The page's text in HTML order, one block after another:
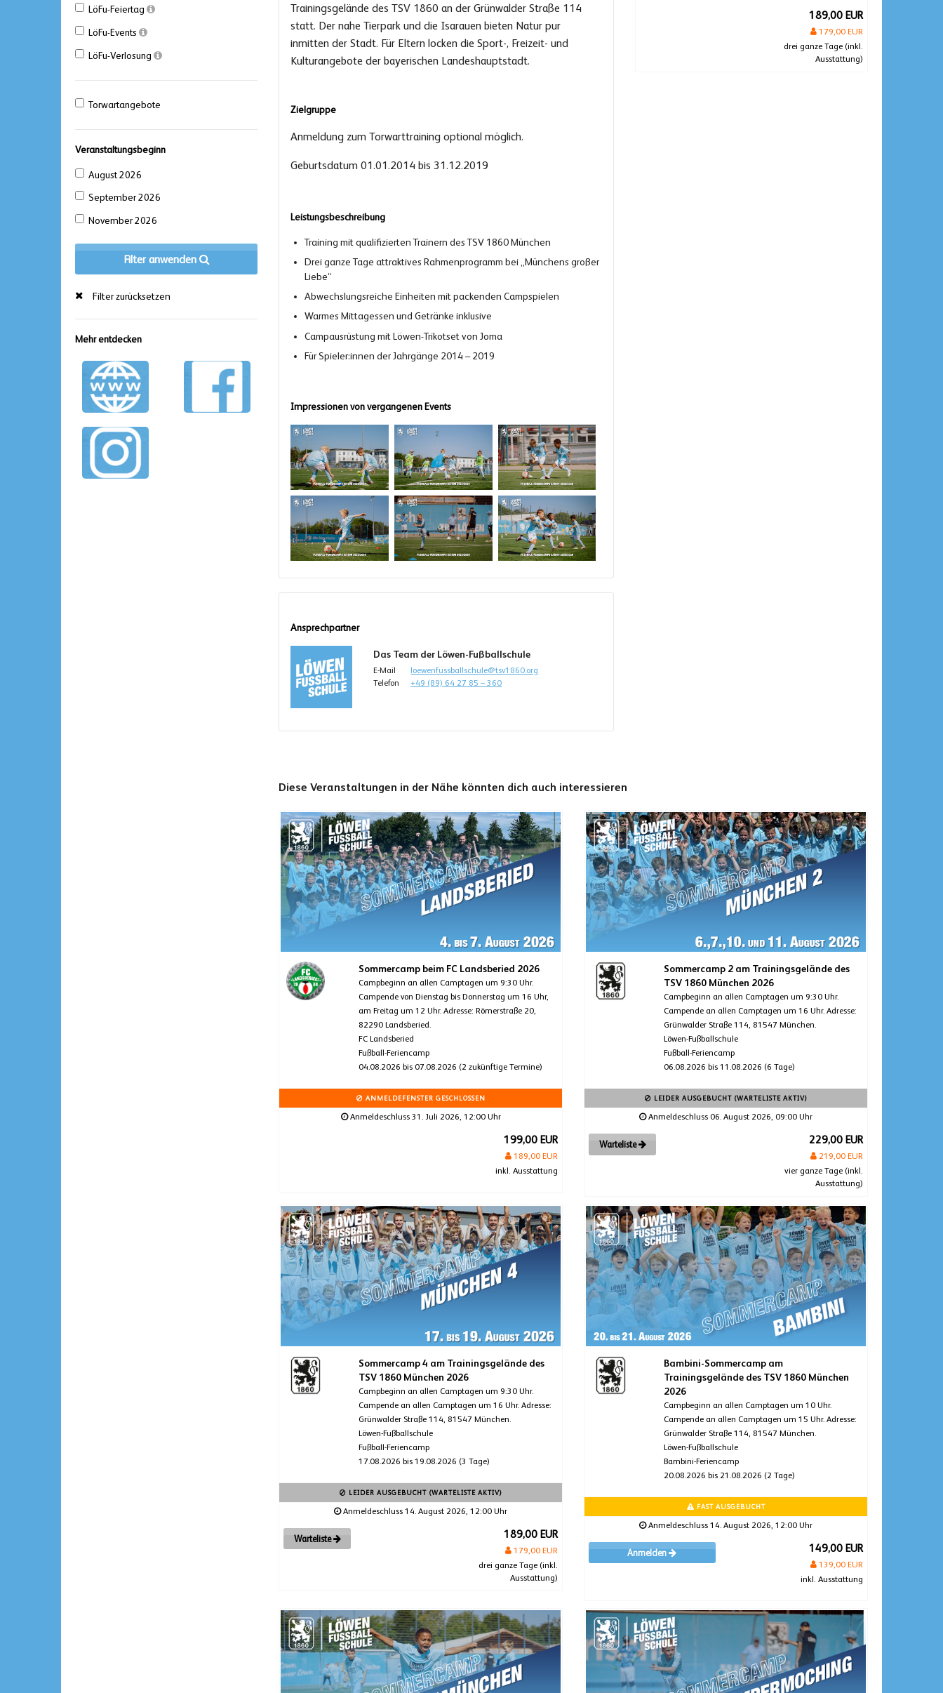
LöFu-Feiertag
LöFu-Events
LöFu-Verlosung
Torwartangebote
Veranstaltungsbeginn
August 2026
September 2026
November 2026
Filter anwenden
Filter zurücksetzen
Mehr entdecken
Trainingsgelände des TSV 1860 an der Grünwalder Straße 114
statt. Der nahe Tierpark und die Isarauen bieten Natur pur
inmitten der Stadt. Für Eltern locken die Sport-, Freizeit- und
Kulturangebote der bayerischen Landeshauptstadt.
Zielgruppe
Anmeldung zum Torwarttraining optional möglich.
Geburtsdatum 01.01.2014 bis 31.12.2019
Leistungsbeschreibung
Training mit qualifizierten Trainern des TSV 1860 München
Drei ganze Tage attraktives Rahmenprogramm bei „Münchens großer
Liebe“
Abwechslungsreiche Einheiten mit packenden Campspielen
Warmes Mittagessen und Getränke inklusive
Campausrüstung mit Löwen-Trikotset von Joma
Für Spieler:innen der Jahrgänge 2014 – 2019
Impressionen von vergangenen Events
Ansprechpartner
Das Team der Löwen-Fußballschule
E-Mail
loewenfussballschule@tsv1860.org
Telefon
+49 (89) 64 27 85 – 360
189,00 EUR
179,00 EUR
drei ganze Tage (inkl.
Ausstattung)
Diese Veranstaltungen in der Nähe könnten dich auch interessieren
Sommercamp beim FC Landsberied 2026
Campbeginn an allen Camptagen um 9:30 Uhr.
Campende von Dienstag bis Donnerstag um 16 Uhr,
am Freitag um 12 Uhr. Adresse: Römerstraße 20,
82290 Landsberied.
FC Landsberied
Fußball-Feriencamp
04.08.2026 bis 07.08.2026 (2 zukünftige Termine)
ANMELDEFENSTER GESCHLOSSEN
Anmeldeschluss 31. Juli 2026, 12:00 Uhr
199,00 EUR
189,00 EUR
inkl. Ausstattung
Sommercamp 2 am Trainingsgelände des
TSV 1860 München 2026
Campbeginn an allen Camptagen um 9:30 Uhr.
Campende an allen Camptagen um 16 Uhr. Adresse:
Grünwalder Straße 114, 81547 München.
Löwen-Fußballschule
Fußball-Feriencamp
06.08.2026 bis 11.08.2026 (6 Tage)
LEIDER AUSGEBUCHT (WARTELISTE AKTIV)
Anmeldeschluss 06. August 2026, 09:00 Uhr
Warteliste 229,00 EUR
219,00 EUR
vier ganze Tage (inkl.
Ausstattung)
Sommercamp 4 am Trainingsgelände des
TSV 1860 München 2026
Campbeginn an allen Camptagen um 9:30 Uhr.
Campende an allen Camptagen um 16 Uhr. Adresse:
Grünwalder Straße 114, 81547 München.
Löwen-Fußballschule
Fußball-Feriencamp
17.08.2026 bis 19.08.2026 (3 Tage)
LEIDER AUSGEBUCHT (WARTELISTE AKTIV)
Anmeldeschluss 14. August 2026, 12:00 Uhr
Warteliste 189,00 EUR
179,00 EUR
drei ganze Tage (inkl.
Ausstattung)
Bambini-Sommercamp am
Trainingsgelände des TSV 1860 München
2026
Campbeginn an allen Camptagen um 10 Uhr.
Campende an allen Camptagen um 15 Uhr. Adresse:
Grünwalder Straße 114, 81547 München.
Löwen-Fußballschule
Bambini-Feriencamp
20.08.2026 bis 21.08.2026 (2 Tage)
FAST AUSGEBUCHT
Anmeldeschluss 14. August 2026, 12:00 Uhr
Anmelden 149,00 EUR
139,00 EUR
inkl. Ausstattung